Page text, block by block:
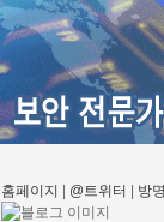
홈페이지 @트위터 방